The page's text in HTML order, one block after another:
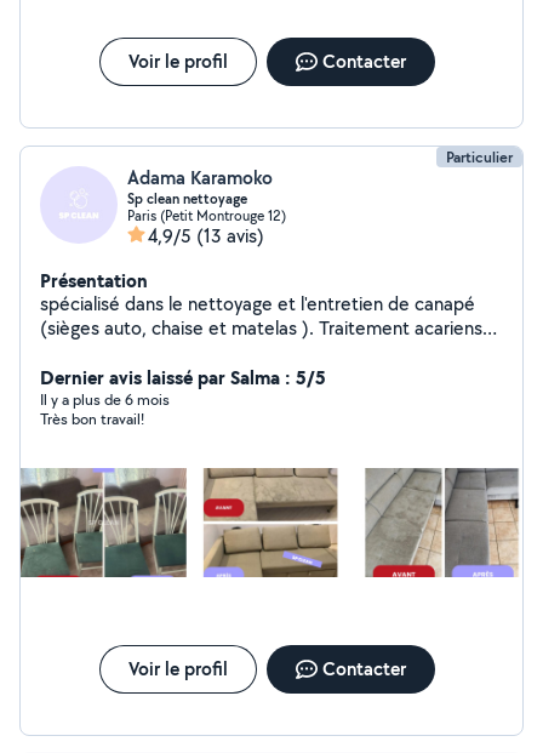
Voir le profil Contacter
Particulier
Adama Karamoko
Sp clean nettoyage
Paris (Petit Montrouge 12)
4,9/5 (13 avis)
Présentation
spécialisé dans le nettoyage et l'entretien de canapé
(sièges auto, chaise et matelas ). Traitement acariens
Dernier avis laissé par Salma : 5/5
Il y a plus de 6 mois
Très bon travail!
Voir le profil Contacter